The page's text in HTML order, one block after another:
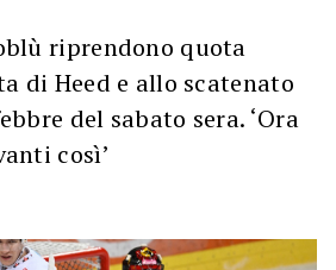
riprendono quota
di Heed e allo scatenato
del sabato sera. ‘Ora
così’